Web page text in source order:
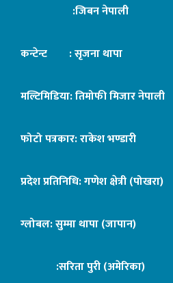
:जिबन नेपाली
कन्टेन्ट : सृजना थापा
मल्टिमिडिया: तिमोफी मिजार नेपाली
फोटो पत्रकार: राकेश भण्डारी
प्रदेश प्रतिनिधि: गणेश क्षेत्री (पोखरा)
ग्लोबल: सुम्मा थापा (जापान)
:सरिता पुरी (अमेरिका)